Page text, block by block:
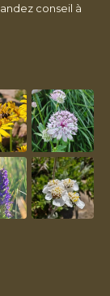
conseil à